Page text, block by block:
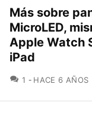
Más sobre
MicroLED,
Apple Watch
iPad
1 COMENTARIOS
HACE 6 AÑOS